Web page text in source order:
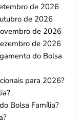
de 2026
de 2026
de 2026
de 2026
do Bolsa
para 2026?
Bolsa Família?